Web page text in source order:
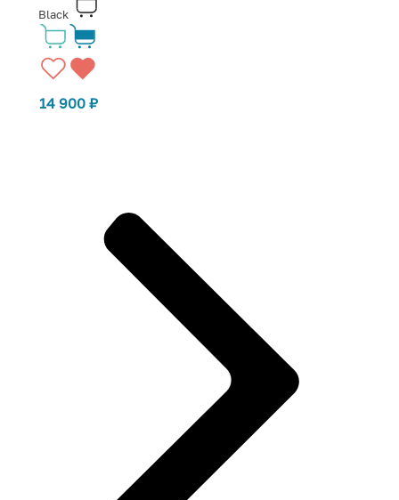
Black
14 900 ₽